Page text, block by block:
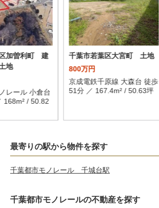
加曽利町 建
地
レール 小倉台
168m² / 50.82
千葉市若葉区大宮町 土地
800万円
京成電鉄千原線 大森台 徒歩
51分 ／ 167.4m² / 50.63坪
最寄りの駅から物件を探す
千葉都市モノレール 千城台駅
千葉都市モノレールの不動産を探す